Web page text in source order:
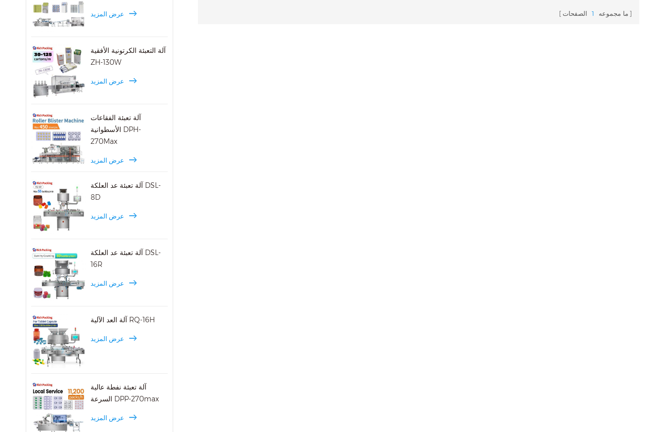
عرض المزيد
آلة التعبئة الكرتونية الأفقية
ZH-130W
عرض المزيد
آلة تعبئة الفقاعات
الأسطوانية DPH-
270Max
عرض المزيد
آلة تعبئة عد العلكة DSL-
8D
عرض المزيد
آلة تعبئة عد العلكة DSL-
16R
عرض المزيد
آلة العد الآلية RQ-16H
عرض المزيد
آلة تعبئة نفطة عالية
السرعة DPP-270max
عرض المزيد
ما مجموعه 1 الصفحات